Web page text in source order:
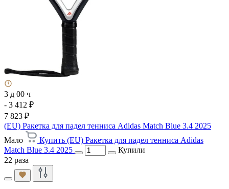
3 д 00 ч
- 3 412 ₽
7 823 ₽
(EU) Ракетка для падел тенниса Adidas Match Blue 3.4 2025
Мало
Купить (EU) Ракетка для падел тенниса Adidas
Match Blue 3.4 2025
Купили
22 раза